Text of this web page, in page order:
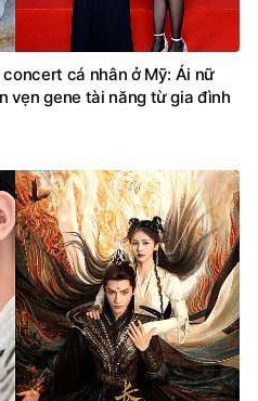
cá nhân ở Mỹ: Ái nữ
vẹn gene tài năng từ gia đình